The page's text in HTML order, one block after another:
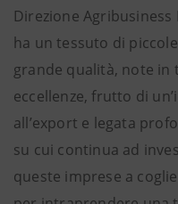
Direzione Agribusiness
ha un tessuto di
grande qualità, note
eccellenze, frutto di
all’export e legata
su cui continua ad
queste imprese a